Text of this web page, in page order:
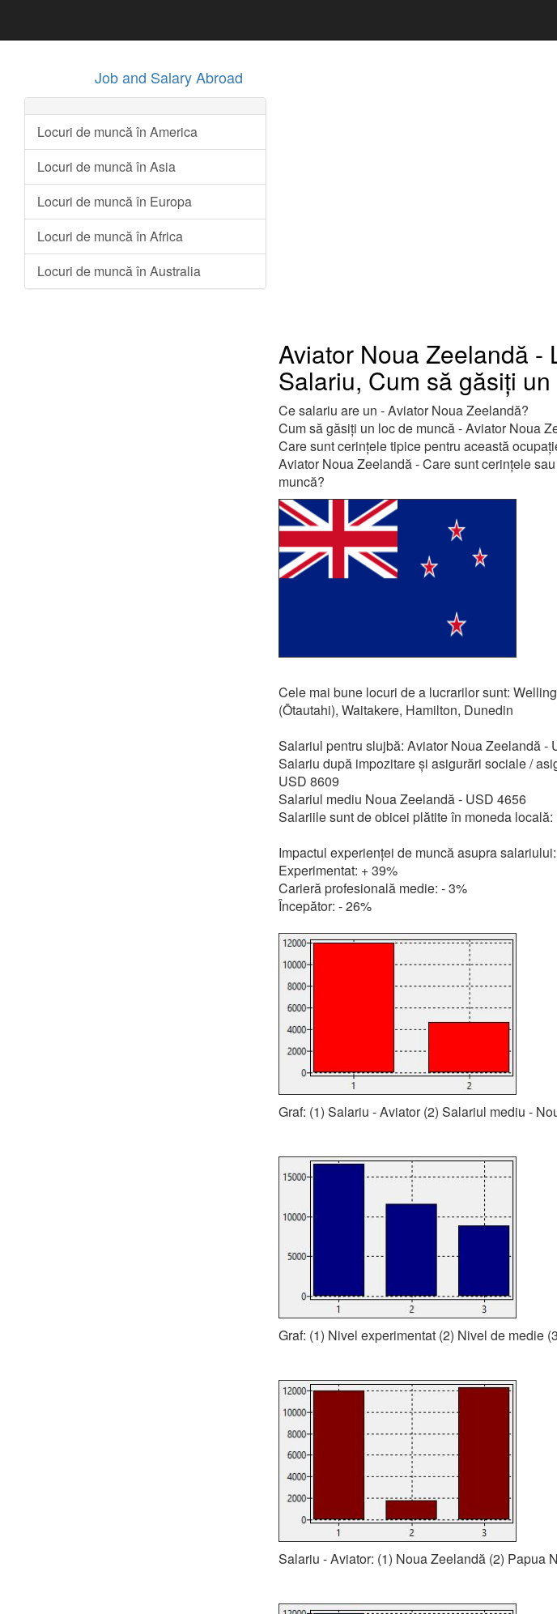
Job and Salary Abroad
Locuri de muncă în America
Locuri de muncă în Asia
Locuri de muncă în Europa
Locuri de muncă în Africa
Locuri de muncă în Australia
Aviator Noua Zeelandă -
Salariu, Cum să găsiți
Ce salariu are un - Aviator Noua Zeelandă?
Cum să găsiți un loc de muncă - Aviator Noua
Care sunt cerințele tipice pentru această
Aviator Noua Zeelandă - Care sunt cerințele
muncă?
Cele mai bune locuri de a lucrarilor sunt:
(Ōtautahi), Waitakere, Hamilton, Dunedin
Salariul pentru slujbă: Aviator Noua Zeelandă -
Salariu după impozitare și asigurări sociale /
USD 8609
Salariul mediu Noua Zeelandă - USD 4656
Salariile sunt de obicei plătite în moneda
Impactul experienței de muncă asupra salariului:
Experimentat: + 39%
Carieră profesională medie: - 3%
Începător: - 26%
Graf: (1) Salariu - Aviator (2) Salariul mediu -
Graf: (1) Nivel experimentat (2) Nivel de medie
Salariu - Aviator: (1) Noua Zeelandă (2) Papua